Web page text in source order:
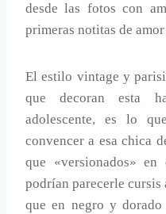
desde las fotos con
primeras notitas de
El estilo vintage y
que decoran esta
adolescente, es lo
convencer a esa chica
que «versionados»
podrían parecerle cursis
que en negro y